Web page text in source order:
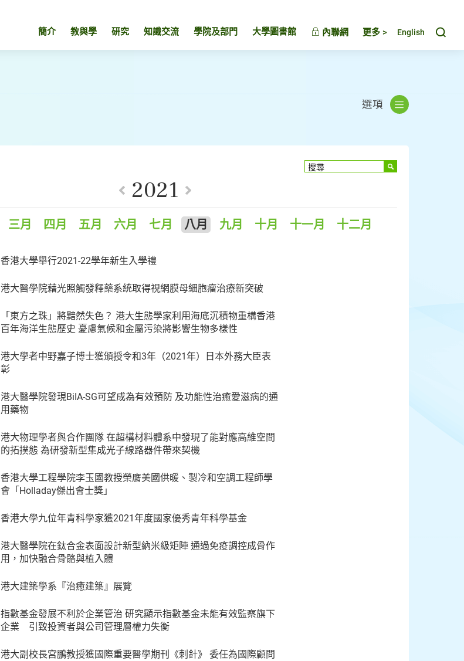
簡介 教與學 研究 知識交流 學院及部門 大學圖書館 內聯網 更多 > English
選項
2021
三月 四月 五月 六月 七月 八月 九月 十月 十一月 十二月
香港大學舉行2021-22學年新生入學禮
港大醫學院藉光照觸發釋藥系統取得視網膜母細胞瘤治療新突破
「東方之珠」將黯然失色？ 港大生態學家利用海底沉積物重構香港
百年海洋生態歷史 憂慮氣候和金屬污染將影響生物多樣性
港大學者中野嘉子博士獲頒授令和3年（2021年）日本外務大臣表
彰
港大醫學院發現BiIA-SG可望成為有效預防 及功能性治癒愛滋病的通
用藥物
港大物理學者與合作團隊 在超構材料體系中發現了能對應高維空間
的拓撲態 為研發新型集成光子線路器件帶來契機
香港大學工程學院李玉國教授榮膺美國供暖、製冷和空調工程師學
會「Holladay傑出會士獎」
香港大學九位年青科學家獲2021年度國家優秀青年科學基金
港大醫學院在鈦合金表面設計新型納米級矩陣 通過免疫調控成骨作
用，加快融合骨骼與植入體
港大建築學系『治癒建築』展覽
指數基金發展不利於企業管治 研究顯示指數基金未能有效監察旗下
企業 引致投資者與公司管理層權力失衡
港大副校長宮鵬教授獲國際重要醫學期刊《刺針》 委任為國際顧問